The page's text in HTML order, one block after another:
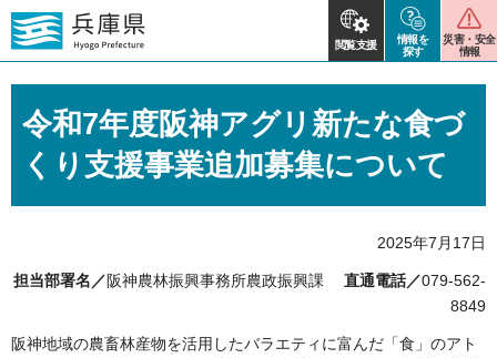
閲覧支援
情報を
探す
災害・安全
情報
令和7年度阪神アグリ新たな食づ
くり支援事業追加募集について
2025年7月17日
担当部署名／阪神農林振興事務所農政振興課 直通電話／079-562-
8849
阪神地域の農畜林産物を活用したバラエティに富んだ「食」のアト